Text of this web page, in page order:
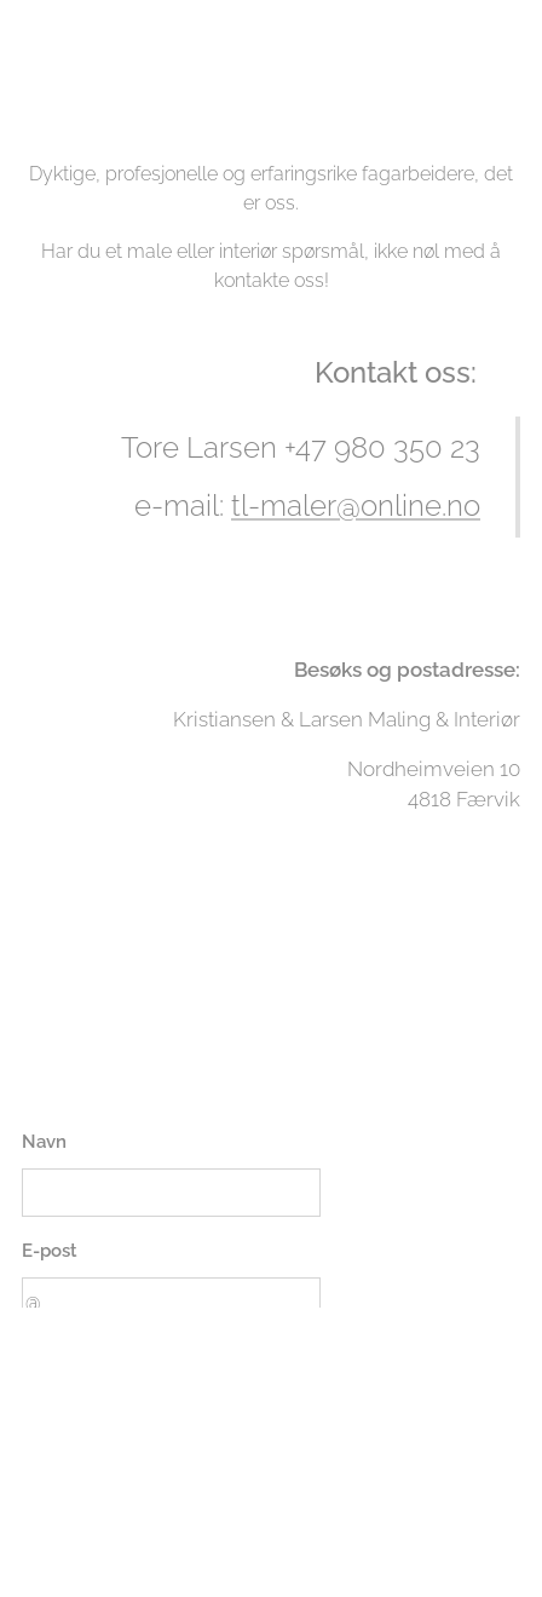
Dyktige, profesjonelle og erfaringsrike fagarbeidere, det
er oss.
Har du et male eller interiør spørsmål, ikke nøl med å
kontakte oss!
Kontakt oss:
Tore Larsen +47 980 350 23
e-mail: tl-maler@online.no
Besøks og postadresse:
Kristiansen & Larsen Maling & Interiør
Nordheimveien 10
4818 Færvik
Navn
E-post